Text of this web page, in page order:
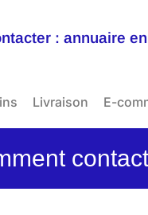
: annuaire
Livraison E-